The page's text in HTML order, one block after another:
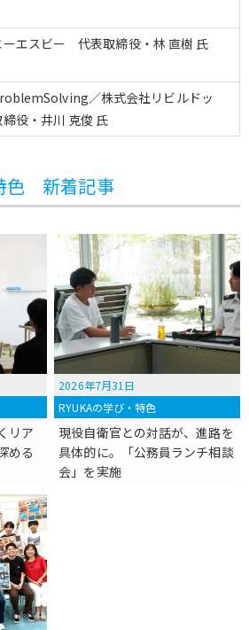
ーエスビー 代表取締役・林 直樹 氏
／株式会社リビルドッ
役・井川 克俊 氏
色 新着記事
リア
める
2026年7月31日
RYUKAの学び・特色
現役自衛官との対話が、進路を
具体的に。「公務員ランチ相談
会」を実施